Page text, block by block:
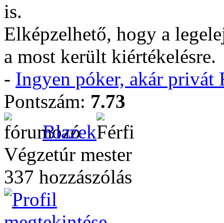
is.
Elképzelhető, hogy a
a most került kiértékelésre.
- Ingyen póker, akár privát
Pontszám: 7.73
Blazek
Végzetúr mester
337 hozzászólás